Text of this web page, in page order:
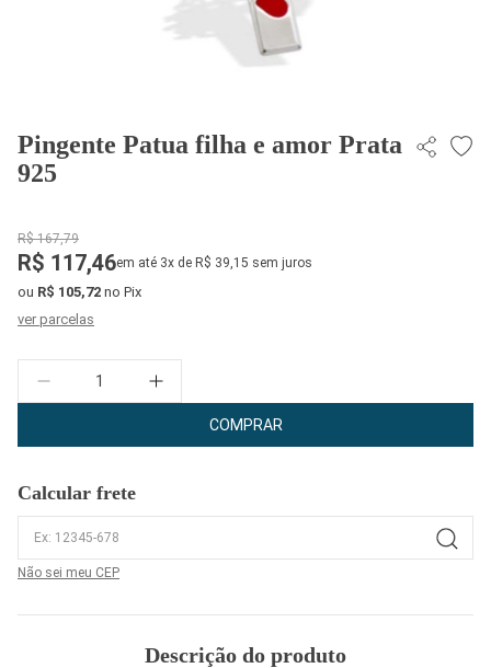
Pingente Patua filha e amor Prata
925
R$ 167,79
R$ 117,46em até 3x de R$ 39,15 sem juros
ou R$ 105,72 no Pix
ver parcelas
Quantidade
COMPRAR
Calcular frete
Não sei meu CEP
Descrição do produto